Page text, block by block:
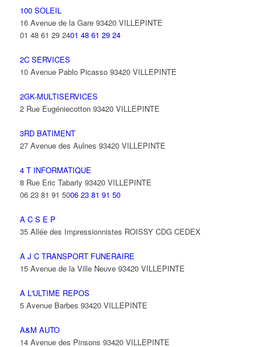
100 SOLEIL
16 Avenue de la Gare 93420 VILLEPINTE
01 48 61 29 2401 48 61 29 24
2C SERVICES
10 Avenue Pablo Picasso 93420 VILLEPINTE
2GK-MULTISERVICES
2 Rue Eugéniecotton 93420 VILLEPINTE
3RD BATIMENT
27 Avenue des Aulnes 93420 VILLEPINTE
4 T INFORMATIQUE
8 Rue Eric Tabarly 93420 VILLEPINTE
06 23 81 91 5006 23 81 91 50
A C S E P
35 Allée des Impressionnistes ROISSY CDG CEDEX
A J C TRANSPORT FUNERAIRE
15 Avenue de la Ville Neuve 93420 VILLEPINTE
A L'ULTIME REPOS
5 Avenue Barbes 93420 VILLEPINTE
A&M AUTO
14 Avenue des Pinsons 93420 VILLEPINTE